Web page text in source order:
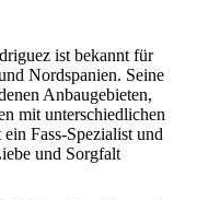
ist bekannt für
Nordspanien. Seine
Anbaugebieten,
mit unterschiedlichen
Fass-Spezialist und
und Sorgfalt